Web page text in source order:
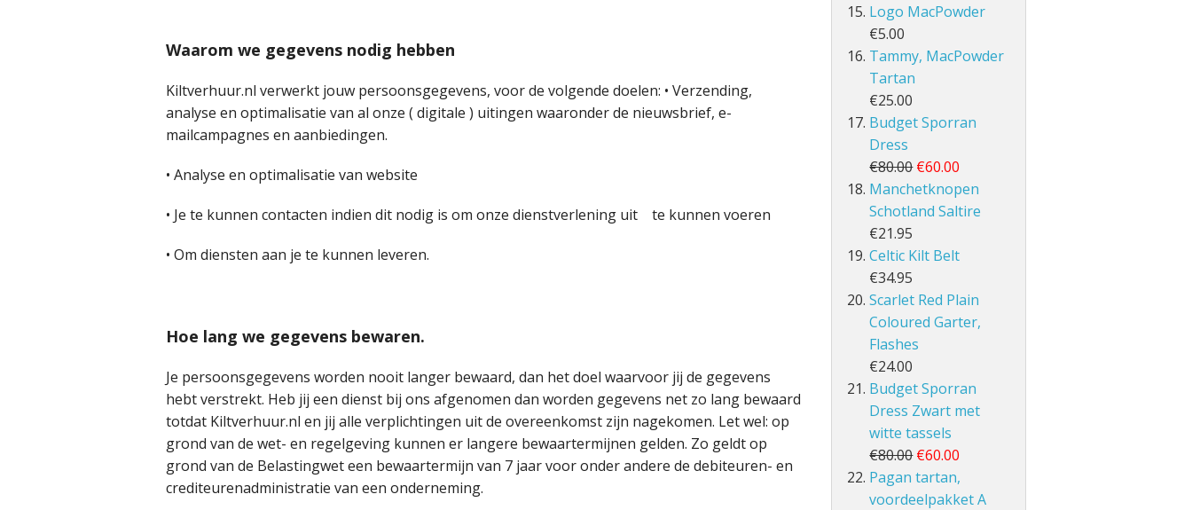
Waarom we gegevens nodig hebben
Kiltverhuur.nl verwerkt jouw persoonsgegevens, voor de volgende doelen: • Verzending,
analyse en optimalisatie van al onze ( digitale ) uitingen waaronder de nieuwsbrief, e-
mailcampagnes en aanbiedingen.
• Analyse en optimalisatie van website
• Je te kunnen contacten indien dit nodig is om onze dienstverlening uit te kunnen voeren
• Om diensten aan je te kunnen leveren.
Hoe lang we gegevens bewaren.
Je persoonsgegevens worden nooit langer bewaard, dan het doel waarvoor jij de gegevens
hebt verstrekt. Heb jij een dienst bij ons afgenomen dan worden gegevens net zo lang bewaard
totdat Kiltverhuur.nl en jij alle verplichtingen uit de overeenkomst zijn nagekomen. Let wel: op
grond van de wet- en regelgeving kunnen er langere bewaartermijnen gelden. Zo geldt op
grond van de Belastingwet een bewaartermijn van 7 jaar voor onder andere de debiteuren- en
crediteurenadministratie van een onderneming.
Logo MacPowder
€5.00
Tammy, MacPowder
Tartan
€25.00
Budget Sporran
Dress
€80.00 €60.00
Manchetknopen
Schotland Saltire
€21.95
Celtic Kilt Belt
€34.95
Scarlet Red Plain
Coloured Garter,
Flashes
€24.00
Budget Sporran
Dress Zwart met
witte tassels
€80.00 €60.00
Pagan tartan,
voordeelpakket A